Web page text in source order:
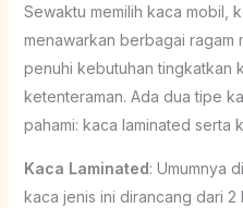
Sewaktu memilih kaca mobil,
menawarkan berbagai ragam
penuhi kebutuhan tingkatkan
ketenteraman. Ada dua tipe
pahami: kaca laminated serta
Kaca Laminated: Umumnya
kaca jenis ini dirancang dari